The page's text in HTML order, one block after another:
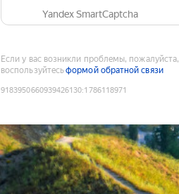
Yandex SmartCaptcha
Если у вас возникли проблемы, пожалуйста,
воспользуйтесьформой обратной связи
9183950660939426130:1786118971